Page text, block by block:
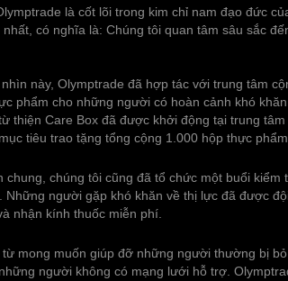
là cốt lõi trong kim chỉ nam đạo đức
có nghĩa là: Chúng tôi quan tâm sâu sắc
này, Olymptrade đã hợp tác với trung tâm
phẩm cho những người có hoàn cảnh khó
thiện Care Box đã được khởi động tại trung
tiêu trao tặng tổng cộng 1.000 hộp thực
chung, chúng tôi cũng đã tổ chức một buổi kiểm
Những người gặp khó khăn về thị lực đã được
nhận kính thuốc miễn phí.
từ mong muốn giúp đỡ những người thường bị
người không có mạng lưới hỗ trợ.